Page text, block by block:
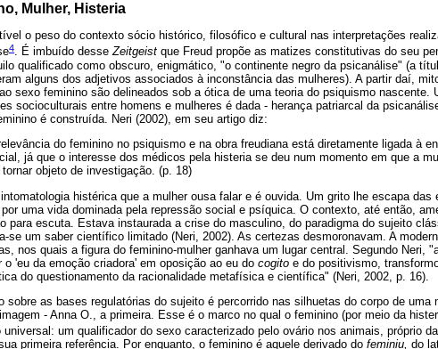
Mulher, Histeria
o peso do contexto sócio histórico, filosófico e cultural nas interpretações
4. É imbuído desseZeitgeist que Freud propõe as matizes constitutivas do seu
qualificado como obscuro, enigmático, "o continente negro da psicanálise" (a
alguns dos adjetivos associados à inconstância das mulheres). A partir daí,
sexo feminino são delineados sob a ótica de uma teoria do psiquismo nascente.
socioculturais entre homens e mulheres é dada - herança patriarcal da
é construída. Neri (2002), em seu artigo diz:
do feminino no psiquismo e na obra freudiana está diretamente ligada à
já que o interesse dos médicos pela histeria se deu num momento em que a
objeto de investigação. (p. 18)
histérica que a mulher ousa falar e é ouvida. Um grito lhe escapa das
uma vida dominada pela repressão social e psíquica. O contexto, até então,
para escuta. Estava instaurada a crise do masculino, do paradigma do sujeito
se um saber científico limitado (Neri, 2002). As certezas desmoronavam. A
nos quais a figura do feminino-mulher ganhava um lugar central. Segundo Neri,
o 'eu da emoção criadora' em oposição ao eu do cogito e do positivismo,
do questionamento da racionalidade metafísica e científica" (Neri, 2002, p. 16).
sobre as bases regulatórias do sujeito é percorrido nas silhuetas do corpo de uma
- Anna O., a primeira. Esse é o marco no qual o feminino (por meio da
universal: um qualificador do sexo caracterizado pelo ovário nos animais, próprio
primeira referência. Por enquanto, o feminino é aquele derivado do feminiu, do